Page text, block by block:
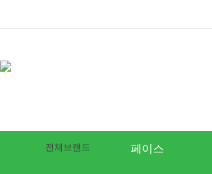
전체브랜드 페이스